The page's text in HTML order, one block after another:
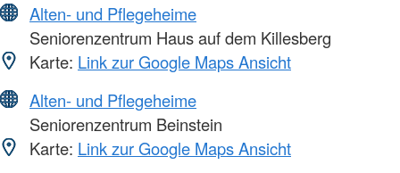
Alten- und Pflegeheime
Seniorenzentrum Haus auf dem Killesberg
Karte: Link zur Google Maps Ansicht
Alten- und Pflegeheime
Seniorenzentrum Beinstein
Karte: Link zur Google Maps Ansicht